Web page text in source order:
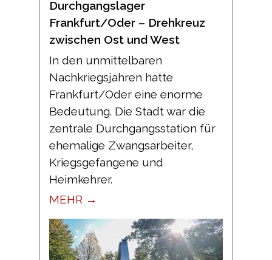
Durchgangslager
Frankfurt/Oder – Drehkreuz
zwischen Ost und West
In den unmittelbaren
Nachkriegsjahren hatte
Frankfurt/Oder eine enorme
Bedeutung. Die Stadt war die
zentrale Durchgangsstation für
ehemalige Zwangsarbeiter,
Kriegsgefangene und
Heimkehrer.
MEHR →